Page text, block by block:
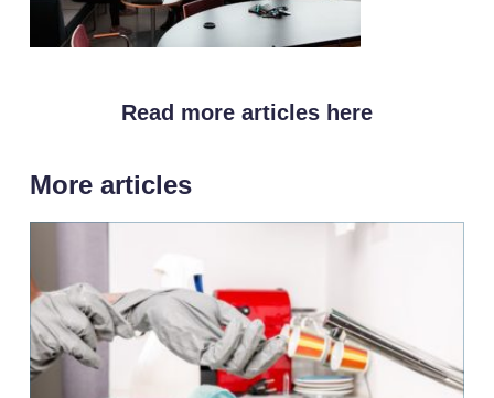
Read more articles here
More articles